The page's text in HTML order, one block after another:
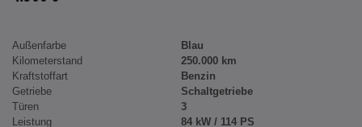
Außenfarbe
Blau
Kilometerstand
250.000 km
Kraftstoffart
Benzin
Getriebe
Schaltgetriebe
Türen
3
Leistung
84 kW / 114 PS